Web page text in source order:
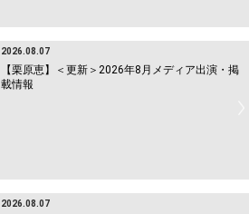
2026.08.07
【栗原恵】＜更新＞2026年8月メディア出演・掲
載情報
2026.08.07